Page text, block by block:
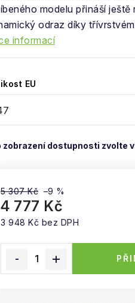
modelu přináší
odraz díky
informací
EU
5 307 Kč –9 %
4 777 Kč
3 948 Kč bez DPH